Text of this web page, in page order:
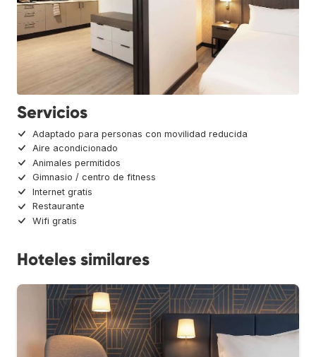
Servicios
Adaptado para personas con movilidad reducida
Aire acondicionado
Animales permitidos
Gimnasio / centro de fitness
Internet gratis
Restaurante
Wifi gratis
Hoteles similares